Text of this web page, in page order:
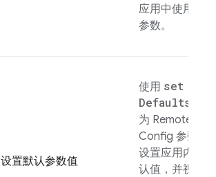
应用中使用的
参数。
设置默认参数值
使用 set
Defaults(
为 Remote
Config 参数
设置应用内默
认值，并视需